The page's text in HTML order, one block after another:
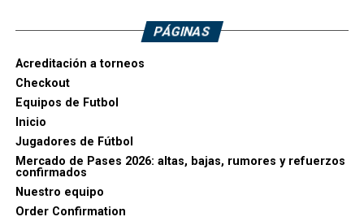
PÁGINAS
Acreditación a torneos
Checkout
Equipos de Futbol
Inicio
Jugadores de Fútbol
Mercado de Pases 2026: altas, bajas, rumores y refuerzos
confirmados
Nuestro equipo
Order Confirmation